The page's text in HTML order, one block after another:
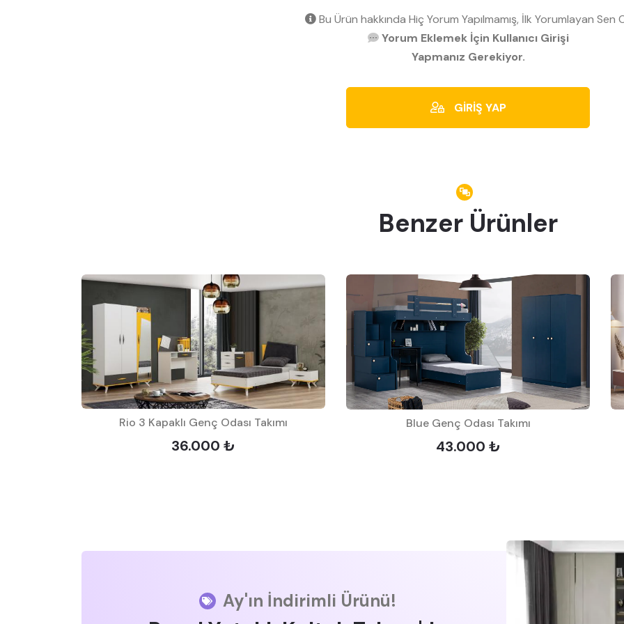
Bu Ürün hakkında Hiç Yorum Yapılmamış, İlk Yorumlayan Sen
Yorum Eklemek İçin Kullanıcı Girişi
Yapmanız Gerekiyor.
GİRİŞ YAP
Benzer Ürünler
Rio 3 Kapaklı Genç Odası Takımı
36.000 ₺
Blue Genç Odası Takımı
43.000 ₺
Ay'ın İndirimli Ürünü!